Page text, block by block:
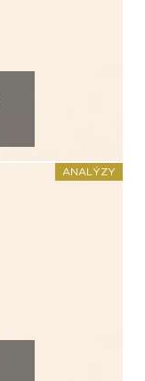
ANALÝZY